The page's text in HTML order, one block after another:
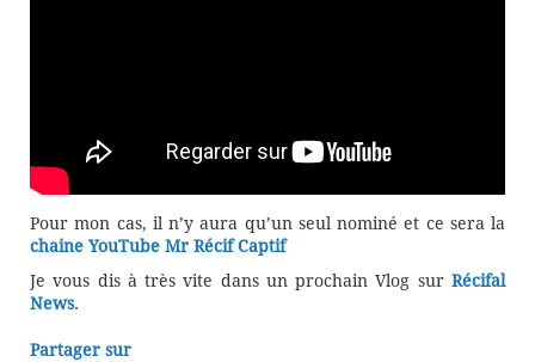
Pour mon cas, il n’y aura qu’un seul nominé et ce sera la
chaine YouTube Mr Récif Captif
Je vous dis à très vite dans un prochain Vlog sur Récifal
News.
Partager sur